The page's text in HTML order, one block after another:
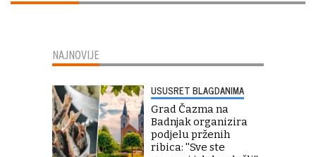
NAJNOVIJE
USUSRET BLAGDANIMA
Grad Čazma na
Badnjak organizira
podjelu prženih
ribica: ''Sve ste